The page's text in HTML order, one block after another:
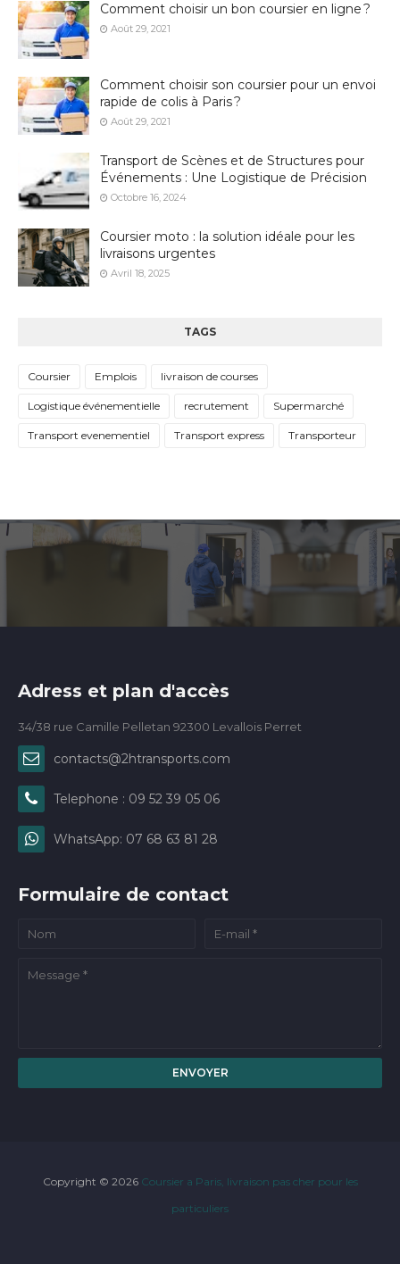
Comment choisir un bon coursier en ligne ?
Août 29, 2021
Comment choisir son coursier pour un envoi
rapide de colis à Paris ?
Août 29, 2021
Transport de Scènes et de Structures pour
Événements : Une Logistique de Précision
Octobre 16, 2024
Coursier moto : la solution idéale pour les
livraisons urgentes
Avril 18, 2025
TAGS
Coursier Emplois livraison de courses
Logistique événementielle recrutement Supermarché
Transport evenementiel Transport express Transporteur
Adress et plan d'accès
34/38 rue Camille Pelletan 92300 Levallois Perret
contacts@2htransports.com
Telephone : 09 52 39 05 06
WhatsApp: 07 68 63 81 28
Formulaire de contact
Copyright © 2026 Coursier a Paris, livraison pas cher pour les
particuliers